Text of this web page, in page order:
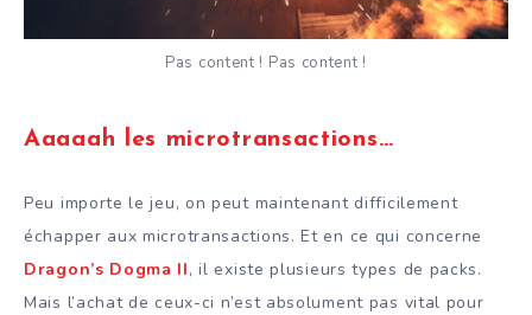
Pas content ! Pas content !
Aaaaah les microtransactions…
Peu importe le jeu, on peut maintenant difficilement
échapper aux microtransactions. Et en ce qui concerne
Dragon’s Dogma II, il existe plusieurs types de packs.
Mais l’achat de ceux-ci n’est absolument pas vital pour